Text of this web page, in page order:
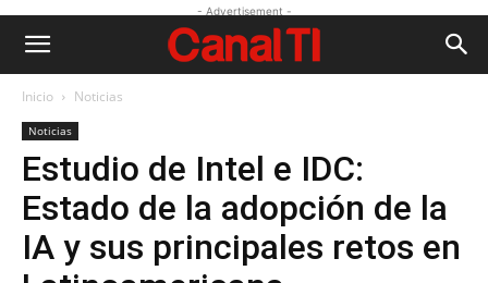
- Advertisement -
Inicio Noticias
Noticias
Estudio de Intel e IDC:
Estado de la adopción de la
IA y sus principales retos en